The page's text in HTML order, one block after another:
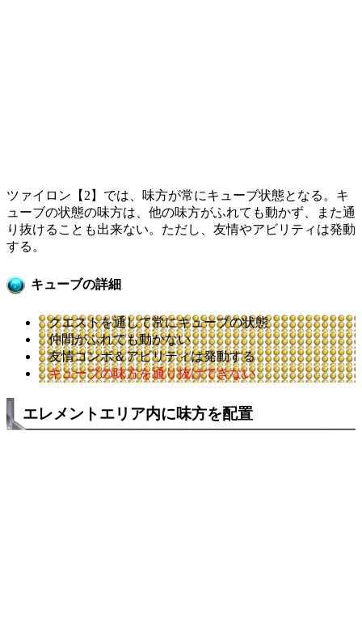
ツァイロン【2】では、味方が常にキューブ状態となる。キ
ューブの状態の味方は、他の味方がふれても動かず、また通
り抜けることも出来ない。ただし、友情やアビリティは発動
する。
キューブの詳細
クエストを通して常にキューブの状態
仲間がふれても動かない
友情コンボ＆アビリティは発動する
キューブの味方を通り抜けできない
エレメントエリア内に味方を配置